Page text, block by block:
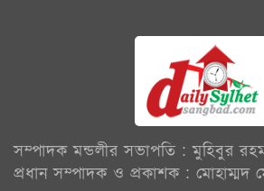
বিশ্বনাথের হতদরিদ্র ২৮ নারী পেলেন
বিশ্বনাথে পলাতক থাকা যুবদল নেতা গ্রেপ্তার
বিশ্বনাথ স্পোর্টস অর্গানাইজেশন ইউকে’র
প্রবাসী উদ্যোগে দক্ষিণ বিশ্বনাথ ফুটবল...
সম্পাদক মন্ডলীর সভাপতি : মুহিবুর
প্রধান সম্পাদক ও প্রকাশক : মোহাম্মদ